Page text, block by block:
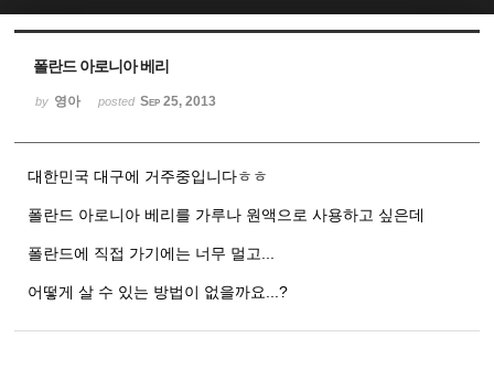
폴란드 아로니아 베리
by 영아 posted Sep 25, 2013
대한민국 대구에 거주중입니다ㅎㅎ
폴란드 아로니아 베리를 가루나 원액으로 사용하고 싶은데
폴란드에 직접 가기에는 너무 멀고...
어떻게 살 수 있는 방법이 없을까요...?
Sketchbook5, 스케치북5